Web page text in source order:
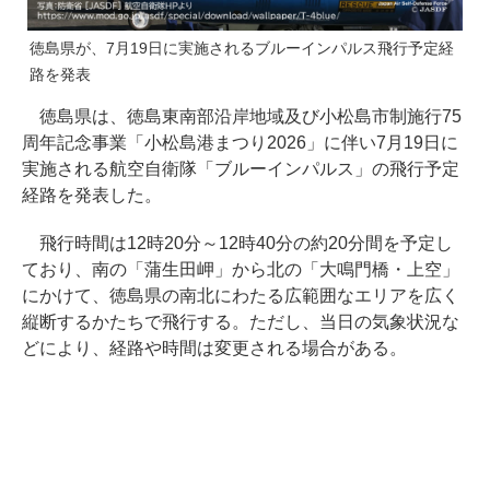
徳島県が、7月19日に実施されるブルーインパルス飛行予定経
路を発表
徳島県は、徳島東南部沿岸地域及び小松島市制施行75
周年記念事業「小松島港まつり2026」に伴い7月19日に
実施される航空自衛隊「ブルーインパルス」の飛行予定
経路を発表した。
飛行時間は12時20分～12時40分の約20分間を予定し
ており、南の「蒲生田岬」から北の「大鳴門橋・上空」
にかけて、徳島県の南北にわたる広範囲なエリアを広く
縦断するかたちで飛行する。ただし、当日の気象状況な
どにより、経路や時間は変更される場合がある。